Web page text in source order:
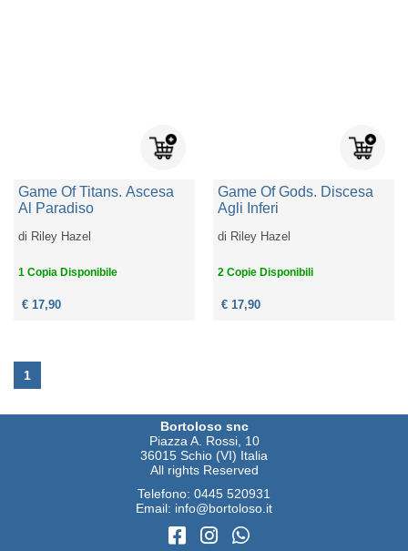
Game Of Titans. Ascesa
Al Paradiso
di Riley Hazel
1 Copia Disponibile
€ 17,90
Game Of Gods. Discesa
Agli Inferi
di Riley Hazel
2 Copie Disponibili
€ 17,90
1
Bortoloso snc
Piazza A. Rossi, 10
36015 Schio (VI) Italia
All rights Reserved
Telefono: 0445 520931
Email: info@bortoloso.it